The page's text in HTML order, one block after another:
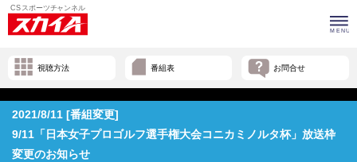
視聴方法 番組表 お問合せ
2021/8/11 [番組変更]
9/11「日本女子プロゴルフ選手権大会コニカミノルタ杯」放送枠
変更のお知らせ